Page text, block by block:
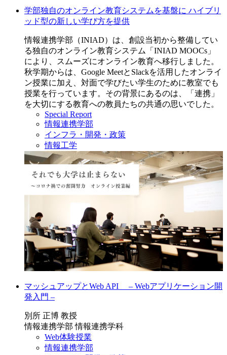
学部独自のオンライン教育システムを基盤に ハイブリ
ッド型の新しい学び方を提供
情報連携学部（INIAD）は、創設当初から整備してい
る独自のオンライン教育システム「INIAD MOOCs」
により、スムーズにオンライン教育へ移行しました。
秋学期からは、Google MeetとSlackを活用したオンライ
ン授業に加え、対面で学びたい学生のために教室でも
授業を行っています。その背景にあるのは、「連携」
を大切にする教育への教員たちの共通の思いでした。
Special Report
情報連携学部
インフラ・開発・政策
情報工学
マッシュアップとWeb API – Webアプリケーション開
発入門 –
別所 正博 教授
情報連携学部 情報連携学科
Web体験授業
情報連携学部